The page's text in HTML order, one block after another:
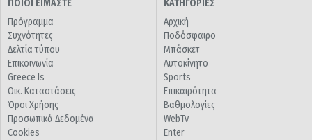
ΠΟΙΟΙ ΕΙΜΑΣΤΕ
Πρόγραμμα
Συχνότητες
Δελτία τύπου
Επικοινωνία
Greece Is
Οικ. Καταστάσεις
Όροι Χρήσης
Προσωπικά Δεδομένα
Cookies
ΚΑΤΗΓΟΡΙΕΣ
Αρχική
Ποδόσφαιρο
Μπάσκετ
Αυτοκίνητο
Sports
Επικαιρότητα
Βαθμολογίες
WebTv
Enter